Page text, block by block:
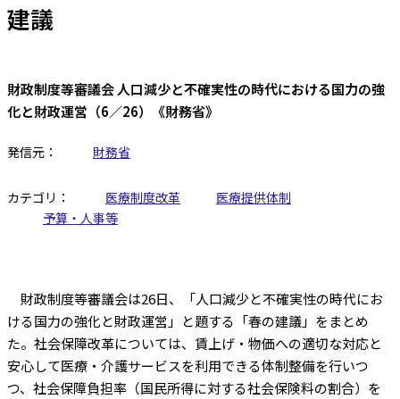
建議
財政制度等審議会 人口減少と不確実性の時代における国力の強
化と財政運営（6／26）《財務省》
発信元： 財務省
カテゴリ： 医療制度改革
医療提供体制
予算・人事等
財政制度等審議会は26日、「人口減少と不確実性の時代にお
ける国力の強化と財政運営」と題する「春の建議」をまとめ
た。社会保障改革については、賃上げ・物価への適切な対応と
安心して医療・介護サービスを利用できる体制整備を行いつ
つ、社会保障負担率（国民所得に対する社会保険料の割合）を